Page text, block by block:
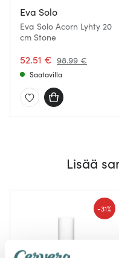
Eva Solo
Eva Solo Acorn Lyhty 20
cm Stone
52.51 € 98.99 €
Saatavilla
Lisää
-31%